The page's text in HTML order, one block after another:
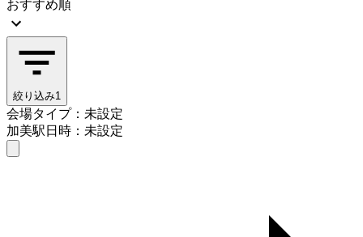
おすすめ順
絞り込み1
会場タイプ：未設定
加美駅日時：未設定